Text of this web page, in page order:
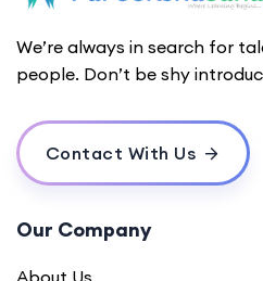
We’re always in search for
people. Don’t be shy
Contact With Us
Our Company
About Us